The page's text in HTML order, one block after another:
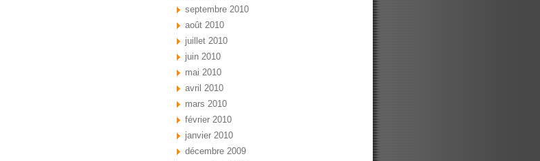
septembre 2010
août 2010
juillet 2010
juin 2010
mai 2010
avril 2010
mars 2010
février 2010
janvier 2010
décembre 2009